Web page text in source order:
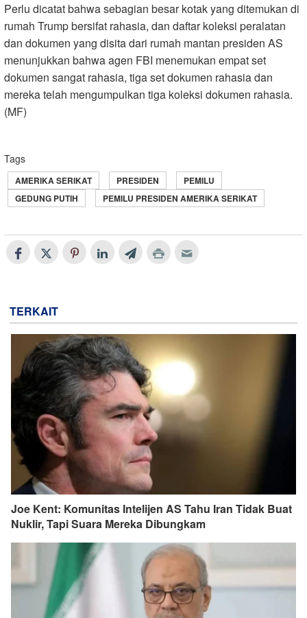
Perlu dicatat bahwa sebagian besar kotak yang ditemukan di
rumah Trump bersifat rahasia, dan daftar koleksi peralatan
dan dokumen yang disita dari rumah mantan presiden AS
menunjukkan bahwa agen FBI menemukan empat set
dokumen sangat rahasia, tiga set dokumen rahasia dan
mereka telah mengumpulkan tiga koleksi dokumen rahasia.
(MF)
Tags
AMERIKA SERIKAT PRESIDEN
PEMILU
GEDUNG PUTIH
PEMILU PRESIDEN AMERIKA SERIKAT
TERKAIT
Joe Kent: Komunitas Intelijen AS Tahu Iran Tidak Buat
Nuklir, Tapi Suara Mereka Dibungkam